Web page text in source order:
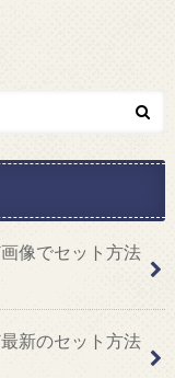
像でセット方法
新のセット方法